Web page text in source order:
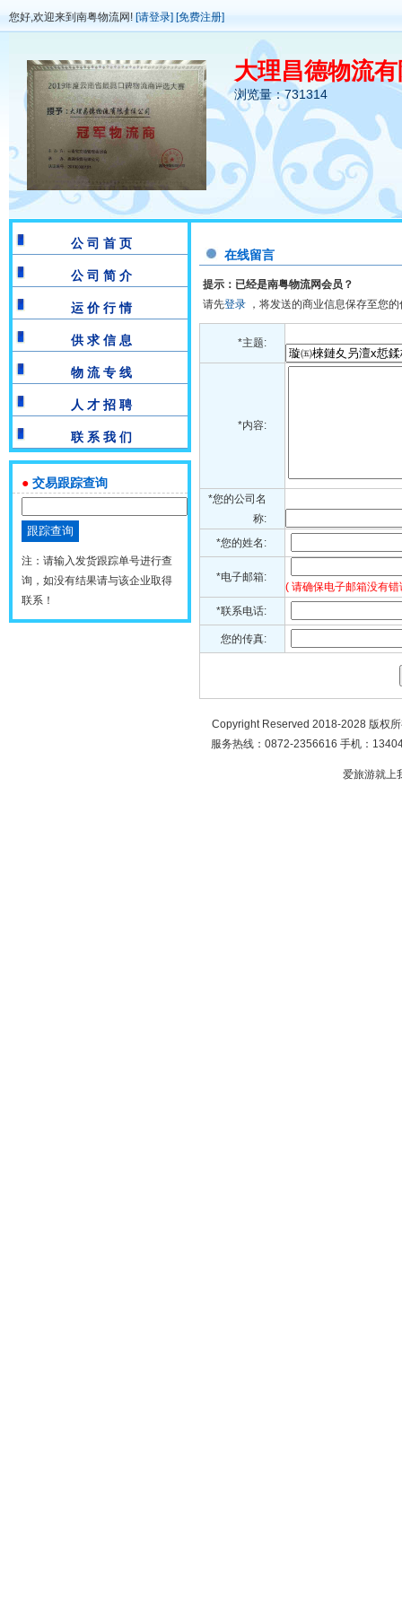
您好,欢迎来到南粤物流网! [请登录] [免费注册]
大理昌德物流
浏览量：731314
公 司 首 页
公 司 简 介
运 价 行 情
供 求 信 息
物 流 专 线
人 才 招 聘
联 系 我 们
● 交易跟踪查询
注：请输入发货跟踪单号进行查
询，如没有结果请与该企业取得
联系！
在线留言
提示：已经是南粤物流网会员？
请先登录 ，将发送的商业信息保存至您
*主题:
*内容:
*您的公司名
称:
*您的姓名:
*电子邮箱:
( 请确保电子邮箱没有
*联系电话:
您的传真:
Copyright Reserved 2018-2028 版权
服务热线：0872-2356616 手机：
爱旅游就上